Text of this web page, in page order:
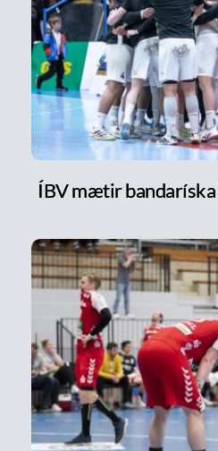
ÍBV mætir